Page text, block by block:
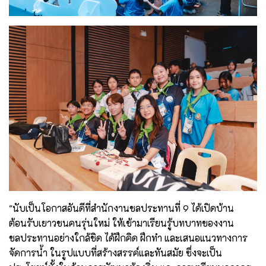
"นับเป็นโอกาสอันดีที่สำนักงานชลประทานที่ 9 ได้เปิดบ้าน
ต้อนรับเยาวชนคนรุ่นใหม่ ให้เข้ามาเรียนรู้บทบาทของงาน
ชลประทานอย่างใกล้ชิด ได้ฝึกคิด ฝึกทำ และเสนอแนวทางการ
จัดการน้ำ ในรูปแบบที่สร้างสรรค์และทันสมัย ซึ่งจะเป็น